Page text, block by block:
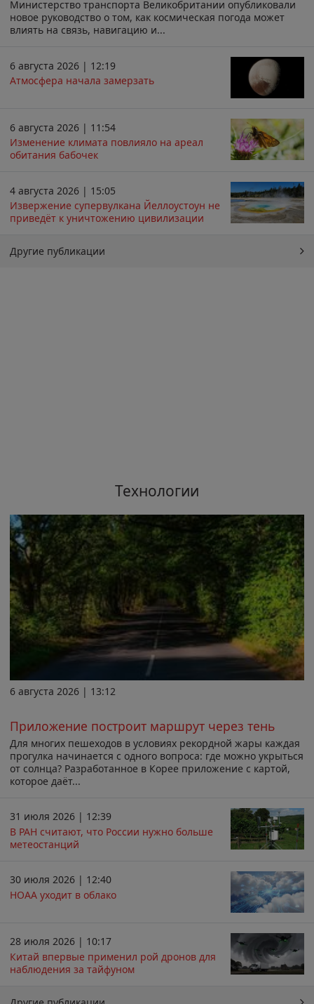
Министерство транспорта Великобритании опубликовали
новое руководство о том, как космическая погода может
влиять на связь, навигацию и...
6 августа 2026 | 12:19
Атмосфера начала замерзать
6 августа 2026 | 11:54
Изменение климата повлияло на ареал
обитания бабочек
4 августа 2026 | 15:05
Извержение супервулкана Йеллоустоун не
приведёт к уничтожению цивилизации
Другие публикации
Технологии
6 августа 2026 | 13:12
Приложение построит маршрут через тень
Для многих пешеходов в условиях рекордной жары каждая
прогулка начинается с одного вопроса: где можно укрыться
от солнца? Разработанное в Корее приложение с картой,
которое даёт...
31 июля 2026 | 12:39
В РАН считают, что России нужно больше
метеостанций
30 июля 2026 | 12:40
НОАА уходит в облако
28 июля 2026 | 10:17
Китай впервые применил рой дронов для
наблюдения за тайфуном